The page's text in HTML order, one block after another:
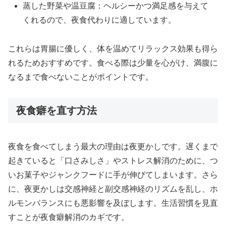
蒸した野菜や温豆腐：ヘルシーかつ満足感を与えて
くれるので、夜食代わりに適しています。
これらは胃腸に優しく、体を温めてリラックス効果も得ら
れるためおすすめです。食べる際は少量を心がけ、満腹に
なるまで食べないことがポイントです。
夜食癖を直す方法
夜食を食べてしまう最大の理由は夜更かしです。遅くまで
起きていると「口さみしさ」やストレス解消のために、つ
いお菓子やジャンクフードに手が伸びてしまいます。さら
に、夜更かしは交感神経と副交感神経のリズムを乱し、ホ
ルモンバランスにも悪影響を及ぼします。生活習慣を見直
すことが夜食癖解消のカギです。